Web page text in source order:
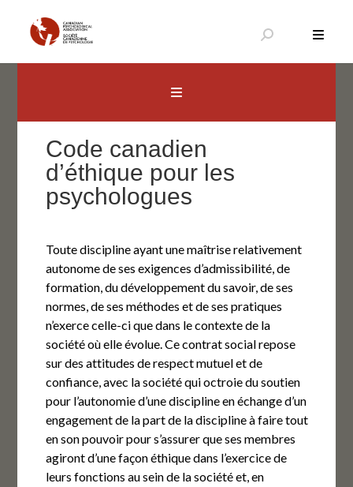
contenu
Canadian Psychological Association
The national voice for psychology in Canada
Code canadien
d’éthique pour les
psychologues
Toute discipline ayant une maîtrise relativement
autonome de ses exigences d’admissibilité, de
formation, du développement du savoir, de ses
normes, de ses méthodes et de ses pratiques
n’exerce celle-ci que dans le contexte de la
société où elle évolue. Ce contrat social repose
sur des attitudes de respect mutuel et de
confiance, avec la société qui octroie du soutien
pour l’autonomie d’une discipline en échange d’un
engagement de la part de la discipline à faire tout
en son pouvoir pour s’assurer que ses membres
agiront d’une façon éthique dans l’exercice de
leurs fonctions au sein de la société et, en